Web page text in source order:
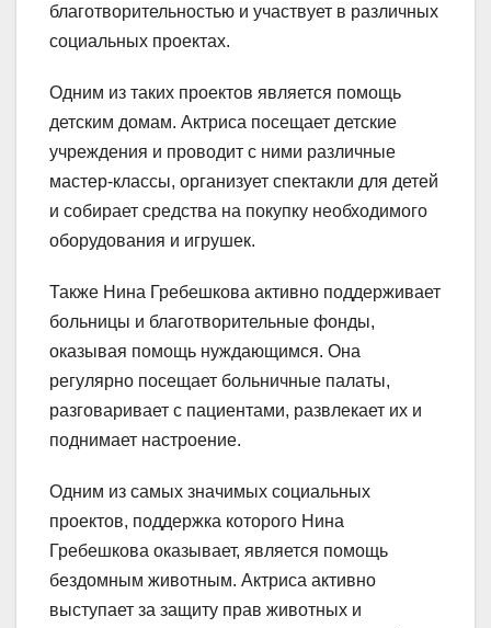
благотворительностью и участвует в различных
социальных проектах.
Одним из таких проектов является помощь
детским домам. Актриса посещает детские
учреждения и проводит с ними различные
мастер-классы, организует спектакли для детей
и собирает средства на покупку необходимого
оборудования и игрушек.
Также Нина Гребешкова активно поддерживает
больницы и благотворительные фонды,
оказывая помощь нуждающимся. Она
регулярно посещает больничные палаты,
разговаривает с пациентами, развлекает их и
поднимает настроение.
Одним из самых значимых социальных
проектов, поддержка которого Нина
Гребешкова оказывает, является помощь
бездомным животным. Актриса активно
выступает за защиту прав животных и